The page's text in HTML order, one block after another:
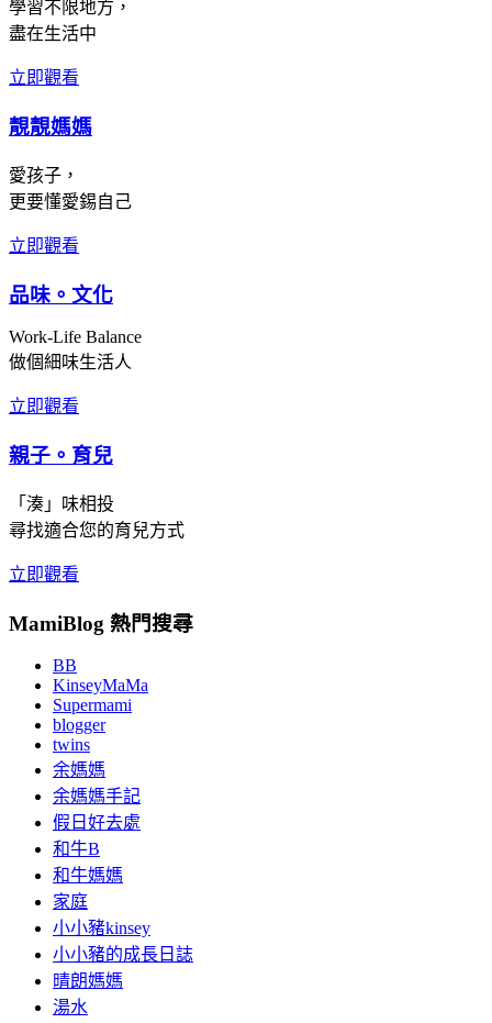
學習不限地方，
盡在生活中
立即觀看
靚靚媽媽
愛孩子，
更要懂愛錫自己
立即觀看
品味。文化
Work-Life Balance
做個細味生活人
立即觀看
親子。育兒
「湊」味相投
尋找適合您的育兒方式
立即觀看
MamiBlog 熱門搜尋
BB
KinseyMaMa
Supermami
blogger
twins
余媽媽
余媽媽手記
假日好去處
和牛B
和牛媽媽
家庭
小小豬kinsey
小小豬的成長日誌
晴朗媽媽
湯水